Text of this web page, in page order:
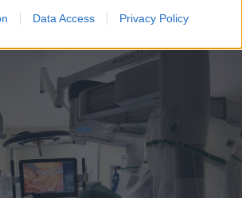
Data Access Privacy Policy